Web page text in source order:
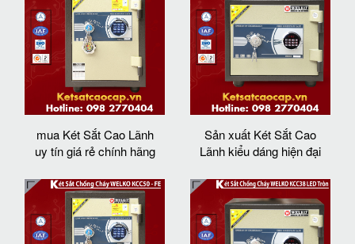
mua Két Sắt Cao Lãnh
uy tín giá rẻ chính hãng
Sản xuất Két Sắt Cao
Lãnh kiểu dáng hiện đại